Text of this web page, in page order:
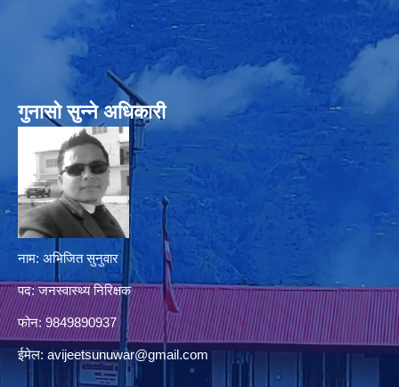
गुनासो सुन्‍ने अधिकारी
नाम: अभिजित सुनुवार
पद: जनस्वास्थ्य निरिक्षक
फोन: 9849890937
ईमेल: avijeetsunuwar@gmail.com